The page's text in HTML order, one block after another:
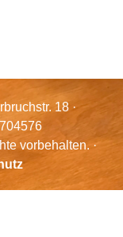
18 ·
vorbehalten. ·